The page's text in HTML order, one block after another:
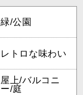
緑/公園
レトロな味わい
屋上/バルコニ
ー/庭